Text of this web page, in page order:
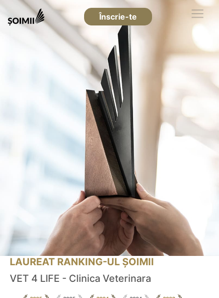
Înscrie-te
LAUREAT RANKING-UL ȘOIMII
VET 4 LIFE - Clinica Veterinara